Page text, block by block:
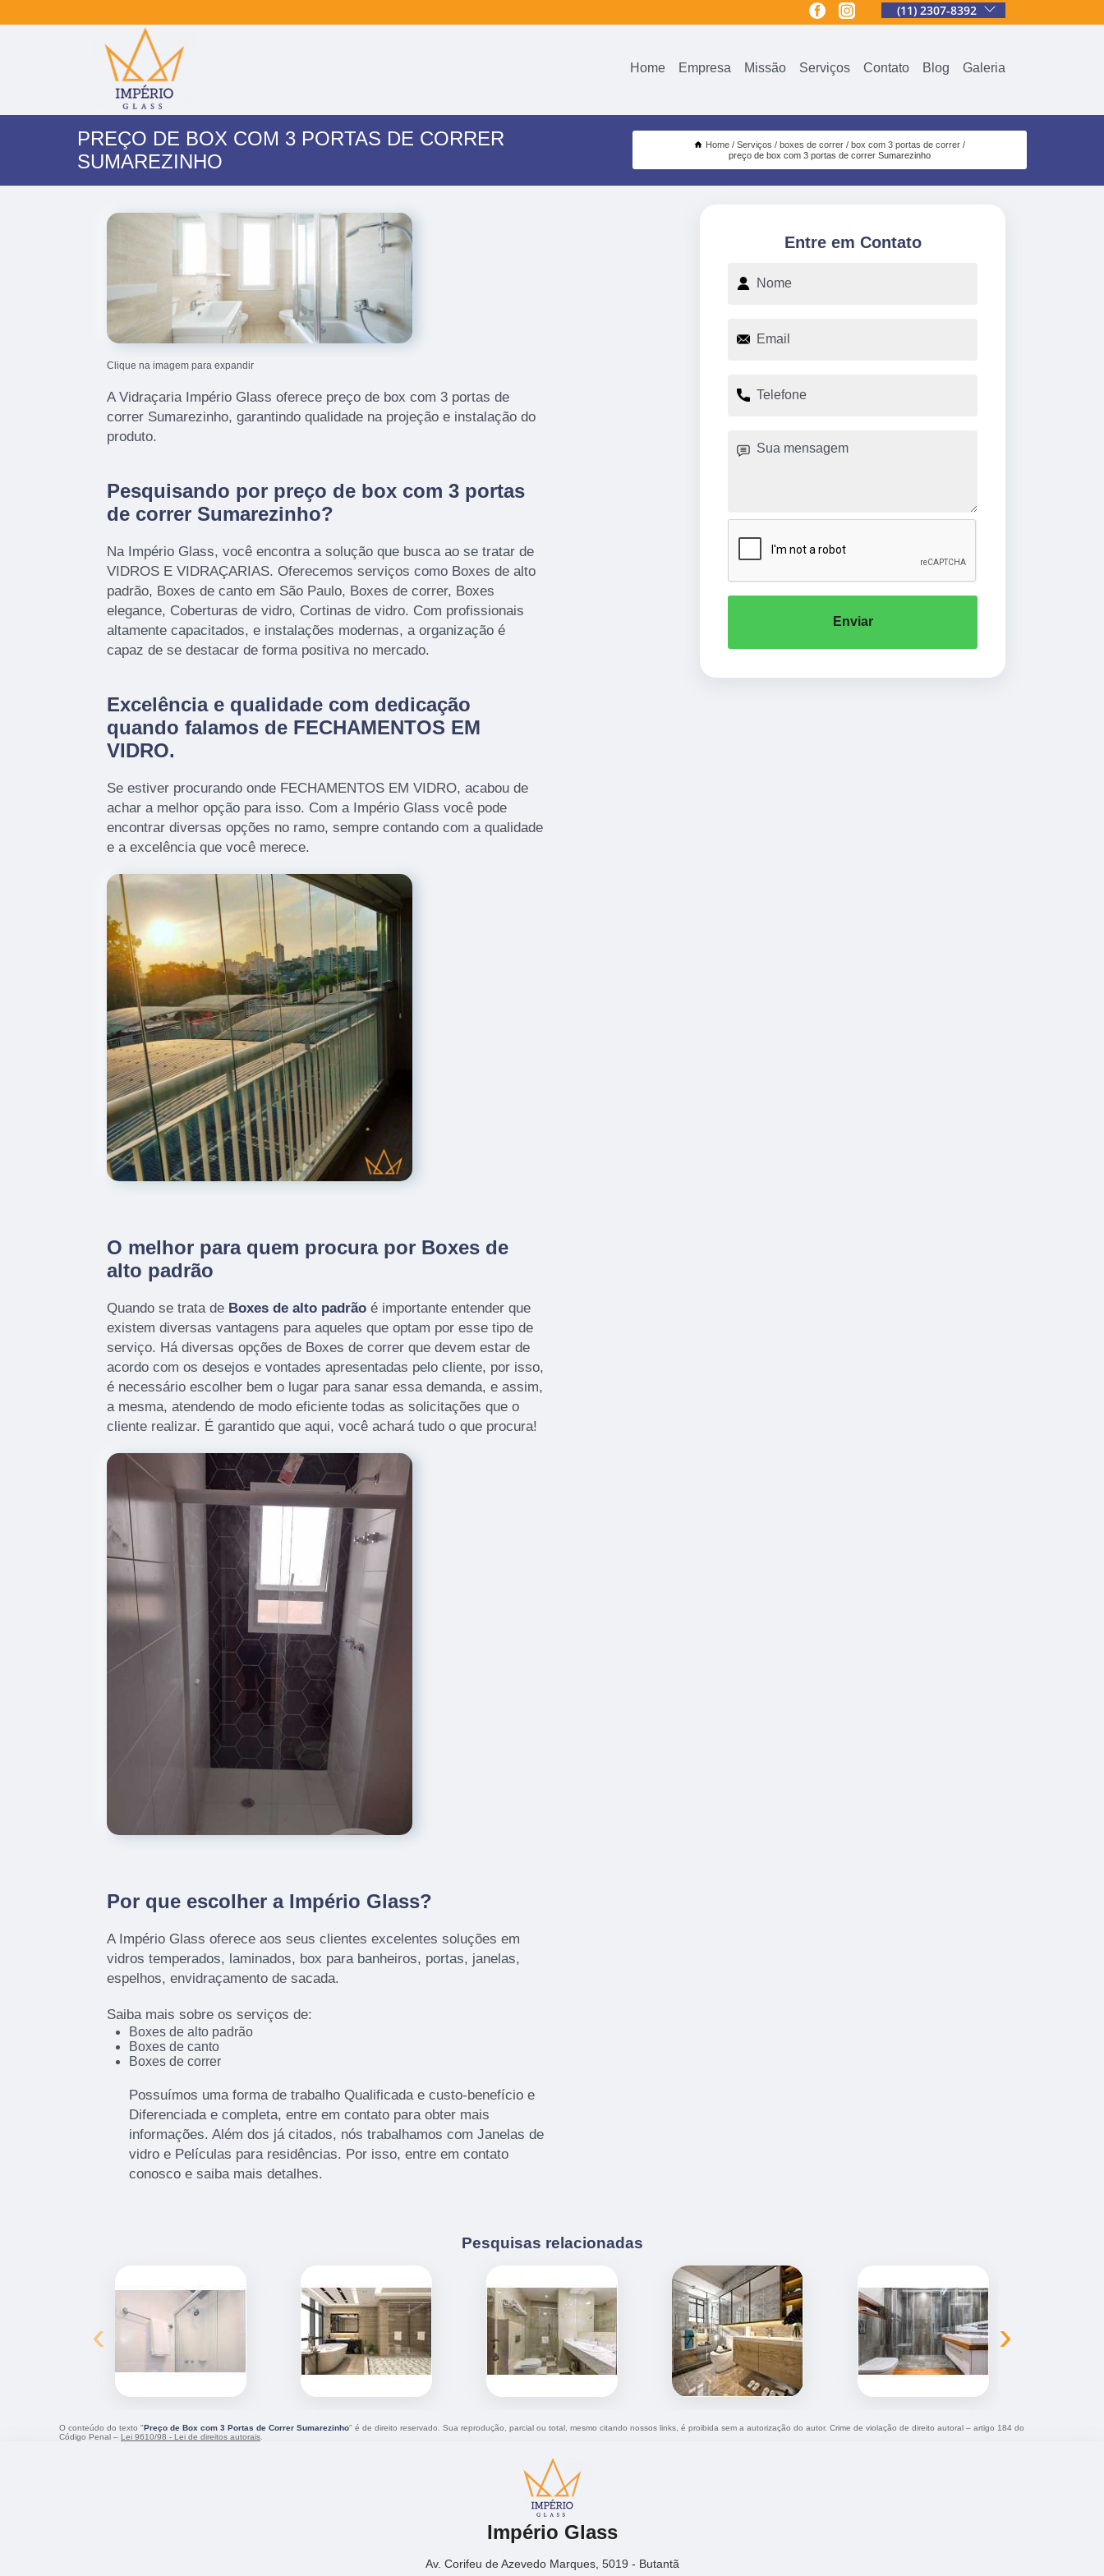
(11) 2307-8392
Home Empresa Missão Serviços Contato Blog Galeria
PREÇO DE BOX COM 3 PORTAS DE CORRER
SUMAREZINHO
Home Serviços boxes de correr
box com 3 portas de correr
preço de box com 3 portas de correr Sumarezinho
Clique na imagem para expandir
A Vidraçaria Império Glass oferece preço de box com 3 portas de
correr Sumarezinho, garantindo qualidade na projeção e instalação do
produto.
Pesquisando por preço de box com 3 portas
de correr Sumarezinho?
Na Império Glass, você encontra a solução que busca ao se tratar de
VIDROS E VIDRAÇARIAS. Oferecemos serviços como Boxes de alto
padrão, Boxes de canto em São Paulo, Boxes de correr, Boxes
elegance, Coberturas de vidro, Cortinas de vidro. Com profissionais
altamente capacitados, e instalações modernas, a organização é
capaz de se destacar de forma positiva no mercado.
Excelência e qualidade com dedicação
quando falamos de FECHAMENTOS EM
VIDRO.
Se estiver procurando onde FECHAMENTOS EM VIDRO, acabou de
achar a melhor opção para isso. Com a Império Glass você pode
encontrar diversas opções no ramo, sempre contando com a qualidade
e a excelência que você merece.
O melhor para quem procura por Boxes de
alto padrão
Quando se trata de Boxes de alto padrão é importante entender que
existem diversas vantagens para aqueles que optam por esse tipo de
serviço. Há diversas opções de Boxes de correr que devem estar de
acordo com os desejos e vontades apresentadas pelo cliente, por isso,
é necessário escolher bem o lugar para sanar essa demanda, e assim,
a mesma, atendendo de modo eficiente todas as solicitações que o
cliente realizar. É garantido que aqui, você achará tudo o que procura!
Por que escolher a Império Glass?
A Império Glass oferece aos seus clientes excelentes soluções em
vidros temperados, laminados, box para banheiros, portas, janelas,
espelhos, envidraçamento de sacada.
Saiba mais sobre os serviços de:
Boxes de alto padrão
Boxes de canto
Boxes de correr
Possuímos uma forma de trabalho Qualificada e custo-benefício e
Diferenciada e completa, entre em contato para obter mais
informações. Além dos já citados, nós trabalhamos com Janelas de
vidro e Películas para residências. Por isso, entre em contato
conosco e saiba mais detalhes.
Entre em Contato
Enviar
Pesquisas relacionadas
‹ ›
O conteúdo do texto " Preço de Box com 3 Portas de Correr Sumarezinho" é de direito reservado. Sua reprodução, parcial ou total, mesmo citando nossos links, é proibida sem a autorização do autor. Crime de violação de direito autoral – artigo 184 do
Código Penal – Lei 9610/98 - Lei de direitos autorais.
Império Glass
Av. Corifeu de Azevedo Marques, 5019 - Butantã